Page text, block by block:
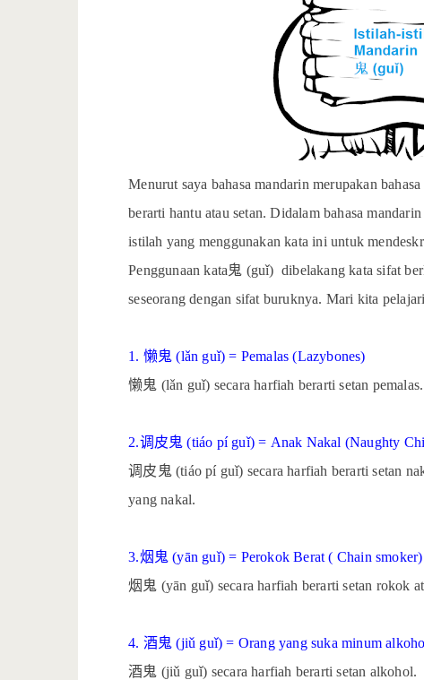
Menurut saya bahasa mandarin merupakan
berarti hantu atau setan. Didalam bahasa mandarin
istilah yang menggunakan kata ini untuk
Penggunaan kata鬼 (guǐ) dibelakang kata sifat
seseorang dengan sifat buruknya. Mari kita
1. 懒鬼 (lǎn guǐ) = Pemalas (Lazybones)
懒鬼 (lǎn guǐ) secara harfiah berarti setan pemalas.
2.调皮鬼 (tiáo pí guǐ) = Anak Nakal (Naughty
调皮鬼 (tiáo pí guǐ) secara harfiah berarti setan
yang nakal.
3.烟鬼 (yān guǐ) = Perokok Berat ( Chain smoker)
烟鬼 (yān guǐ) secara harfiah berarti setan rokok
4. 酒鬼 (jiǔ guǐ) = Orang yang suka minum
酒鬼 (jiǔ guǐ) secara harfiah berarti setan alkohol.